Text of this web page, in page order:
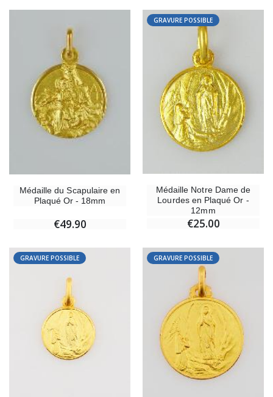
Médaille du Scapulaire en
Plaqué Or - 18mm
€49.90
GRAVURE POSSIBLE
Médaille Notre Dame de
Lourdes en Plaqué Or -
12mm
€25.00
GRAVURE POSSIBLE GRAVURE POSSIBLE